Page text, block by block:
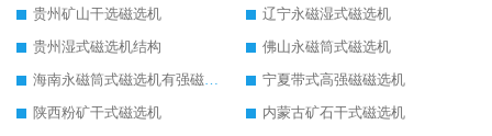
贵州矿山干选磁选机
辽宁永磁湿式磁选机
贵州湿式磁选机结构
佛山永磁筒式磁选机
海南永磁筒式磁选机有强磁的吗
宁夏带式高强磁磁选机
陕西粉矿干式磁选机
内蒙古矿石干式磁选机